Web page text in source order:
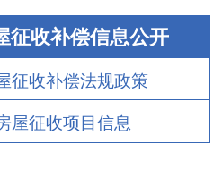
征收补偿信息公开
征收补偿法规政策
屋征收项目信息